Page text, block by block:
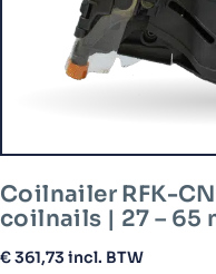
Coilnailer RFK-
coilnails | 27 – 65
€361,73 incl. BTW